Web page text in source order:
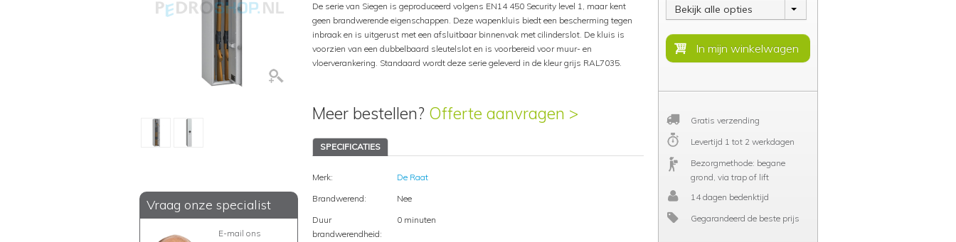
Vraag onze specialist
E-mail ons
De serie van Siegen is geproduceerd volgens EN14 450 Security level 1, maar kent
geen brandwerende eigenschappen. Deze wapenkluis biedt een bescherming tegen
inbraak en is uitgerust met een afsluitbaar binnenvak met cilinderslot. De kluis is
voorzien van een dubbelbaard sleutelslot en is voorbereid voor muur- en
vloerverankering. Standaard wordt deze serie geleverd in de kleur grijs RAL7035.
Meer bestellen? Offerte aanvragen >
SPECIFICATIES
Merk:
De Raat
Brandwerend:
Nee
Duur
brandwerendheid:
0 minuten
Bekijk alle opties
Gratis verzending
Levertijd 1 tot 2 werkdagen
Bezorgmethode: begane
grond, via trap of lift
14 dagen bedenktijd
Gegarandeerd de beste prijs